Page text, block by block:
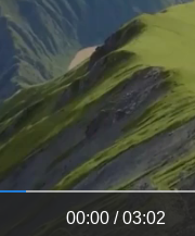
00:00 / 03:02